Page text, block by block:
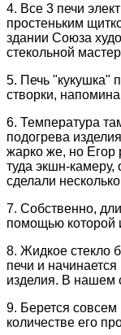
4. Все 3 печи
простеньким
здании Союза
стекольной
5. Печь "кукушка"
створки,
6. Температура
подогрева
жарко же, но Егор
туда экшн-
сделали
7. Собственно,
помощью которой
8. Жидкое стекло
печи и
изделия. В нашем
9. Берется совсем
количестве его